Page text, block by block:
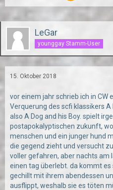
LeGar
younggay Stamm-User
15. Oktober 2018
vor einem jahr schrieb ich in CW
Verquerung des scfi klassikers
also A Dog and his Boy. spielt
postapokalyptischen zukunft,
menschen und ein junger hund
die gegend zieht und versucht
voller gefahren, aber nachts am
einen tag überlebt. da kommt es
gechillt mit ihrem abendessen
ausflippt, weshalb sie es töten